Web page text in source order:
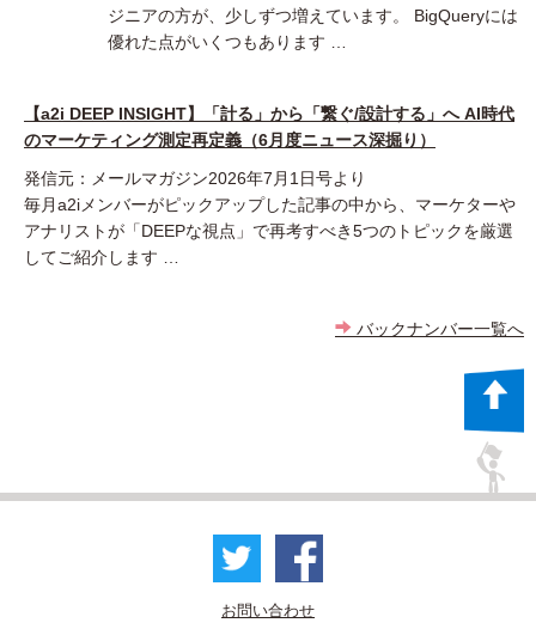
ジニアの方が、少しずつ増えています。 BigQueryには
優れた点がいくつもあります …
【a2i DEEP INSIGHT】「計る」から「繋ぐ/設計する」へ AI時代
のマーケティング測定再定義（6月度ニュース深掘り）
発信元：メールマガジン2026年7月1日号より
毎月a2iメンバーがピックアップした記事の中から、マーケターや
アナリストが「DEEPな視点」で再考すべき5つのトピックを厳選
してご紹介します …
バックナンバー一覧へ
お問い合わせ